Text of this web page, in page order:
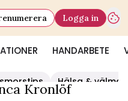
HANDARBETE
Logga in
Hälsa &
Kronlöf